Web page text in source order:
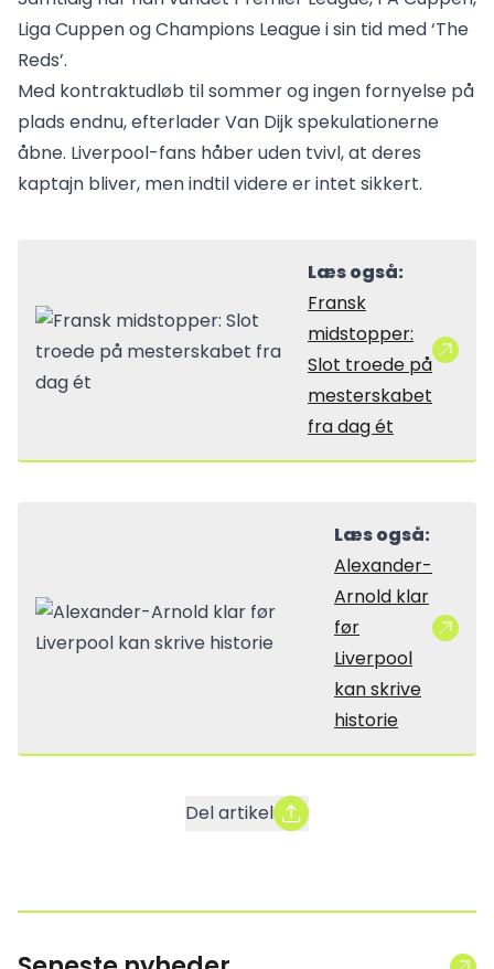
Liga Cuppen og Champions League i sin tid med ‘The
Reds’.
Med kontraktudløb til sommer og ingen fornyelse på
plads endnu, efterlader Van Dijk spekulationerne
åbne. Liverpool-fans håber uden tvivl, at deres
kaptajn bliver, men indtil videre er intet sikkert.
Læs også:
Fransk
midstopper:
Slot troede på
mesterskabet
fra dag ét
Læs også:
Alexander-
Arnold klar
før
Liverpool
kan skrive
historie
Del artikel